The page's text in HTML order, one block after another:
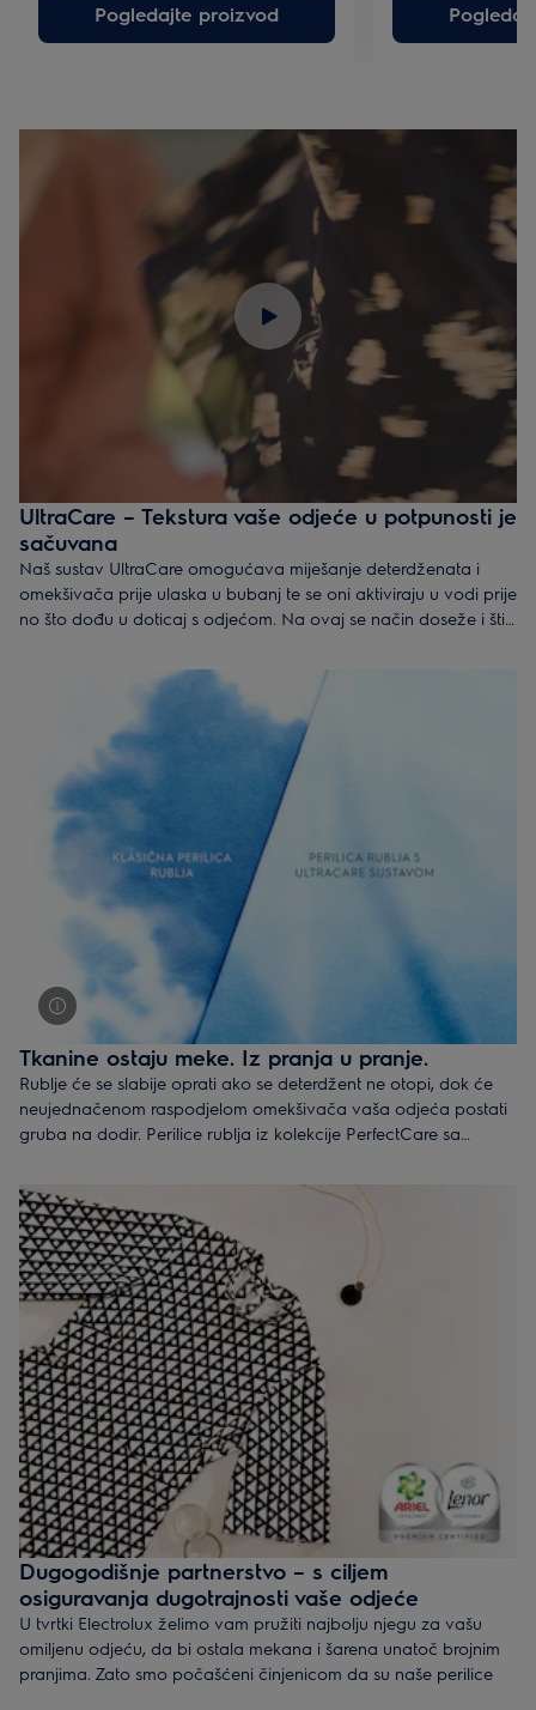
Pogledajte proizvod
UltraCare – Tekstura vaše odjeće u potpunosti je
sačuvana
Naš sustav UltraCare omogućava miješanje deterdženata i
omekšivača prije ulaska u bubanj te se oni aktiviraju u vodi prije
no što dođu u doticaj s odjećom. Na ovaj se način doseže i štiti
Tkanine ostaju meke. Iz pranja u pranje.
Rublje će se slabije oprati ako se deterdžent ne otopi, dok će
neujednačenom raspodjelom omekšivača vaša odjeća postati
gruba na dodir. Perilice rublja iz kolekcije PerfectCare sa
omekšivač s vodom prije nego što dospiju u bubanj. Na taj se
način osigurava ujednačena raspodjela, čime svaka nit tkanine
ostaje čista, svježa i meka..
Dugogodišnje partnerstvo – s ciljem
osiguravanja dugotrajnosti vaše odjeće
U tvrtki Electrolux želimo vam pružiti najbolju njegu za vašu
omiljenu odjeću, da bi ostala mekana i šarena unatoč brojnim
pranjima. Zato smo počašćeni činjenicom da su naše perilice